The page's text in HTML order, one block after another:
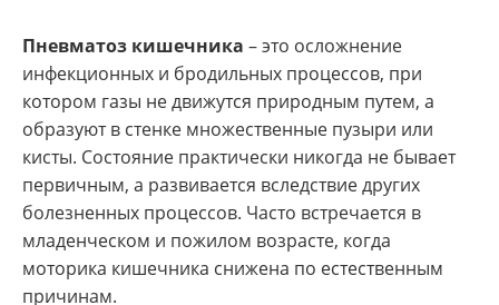
Пневматоз кишечника – это осложнение
инфекционных и бродильных процессов, при
котором газы не движутся природным путем, а
образуют в стенке множественные пузыри или
кисты. Состояние практически никогда не бывает
первичным, а развивается вследствие других
болезненных процессов. Часто встречается в
младенческом и пожилом возрасте, когда
моторика кишечника снижена по естественным
причинам.